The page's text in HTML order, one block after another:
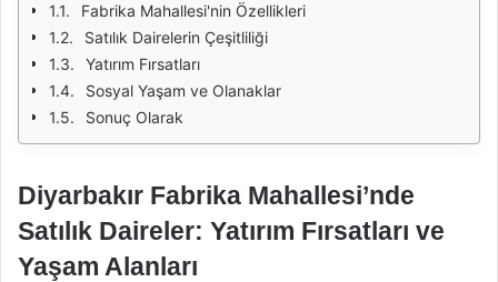
Fabrika Mahallesi'nin Özellikleri
Satılık Dairelerin Çeşitliliği
Yatırım Fırsatları
Sosyal Yaşam ve Olanaklar
Sonuç Olarak
Diyarbakır Fabrika Mahallesi’nde
Satılık Daireler: Yatırım Fırsatları ve
Yaşam Alanları